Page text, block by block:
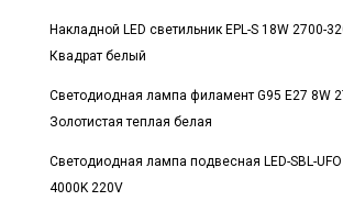
Накладной LED светильник EPL-S 18W 2700-
Квадрат белый
Светодиодная лампа филамент G95 E27 8W
Золотистая теплая белая
Светодиодная лампа подвесная LED-SBL-
4000K 220V